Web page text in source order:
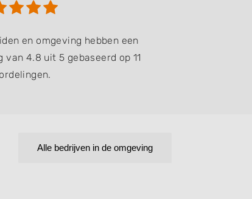
en omgeving hebben een
4.8 uit 5 gebaseerd op 11
Alle bedrijven in de omgeving